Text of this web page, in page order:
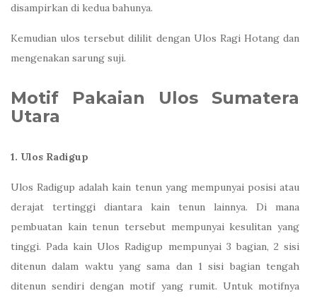
disampirkan di kedua bahunya.
Kemudian ulos tersebut dililit dengan Ulos Ragi Hotang dan
mengenakan sarung suji.
Motif Pakaian Ulos Sumatera
Utara
1. Ulos Radigup
Ulos Radigup adalah kain tenun yang mempunyai posisi atau
derajat tertinggi diantara kain tenun lainnya. Di mana
pembuatan kain tenun tersebut mempunyai kesulitan yang
tinggi. Pada kain Ulos Radigup mempunyai 3 bagian, 2 sisi
ditenun dalam waktu yang sama dan 1 sisi bagian tengah
ditenun sendiri dengan motif yang rumit. Untuk motifnya